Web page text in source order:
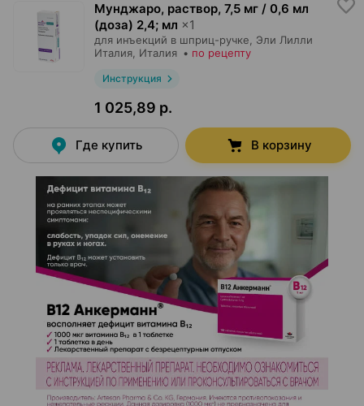
Мунджаро, раствор, 7,5 мг / 0,6 мл
(доза) 2,4; мл ×1
для инъекций в шприц-ручке,
Эли Лилли
Италия , Италия • по рецепту
Инструкция
1 025,89 р.
Где купить В корзину